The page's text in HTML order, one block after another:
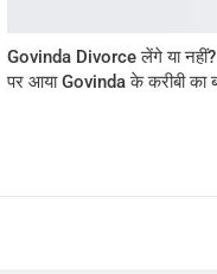
Govinda Divorce लेंगे या
पर आया Govinda के करीबी का